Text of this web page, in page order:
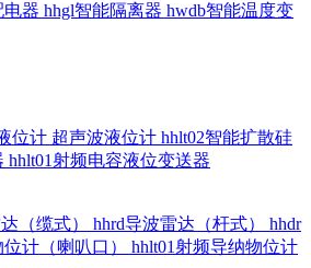
电器 hhgl智能隔离器 hwdb智能温度变
位计 超声波液位计 hhlt02智能扩散硅
hhlt01射频电容液位变送器
（缆式） hhrd导波雷达（杆式） hhdr
计（喇叭口） hhlt01射频导纳物位计